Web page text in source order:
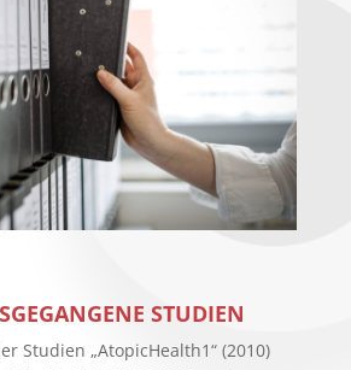
STUDIEN
Studien „AtopicHealth1“ (2010)